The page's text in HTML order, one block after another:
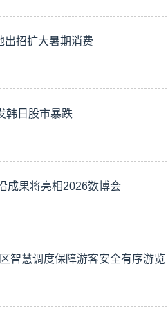
出招扩大暑期消费
韩日股市暴跌
成果将亮相2026数博会
智慧调度保障游客安全有序游览